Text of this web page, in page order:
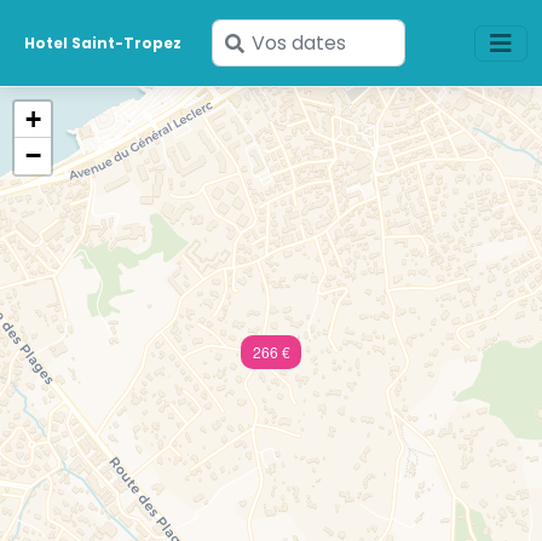
Hotel Saint-Tropez
Saisissez
vos
dates
266 €
+
−